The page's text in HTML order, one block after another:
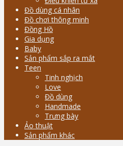
Đồ dùng cá nhân
Đồ chơi thông minh
Đồng Hồ
Gia dụng
Baby
Sản phẩm sắp ra mắt
Teen
Tinh nghịch
Love
Đồ dùng
Handmade
Trưng bày
Ảo thuật
Sản phẩm khác